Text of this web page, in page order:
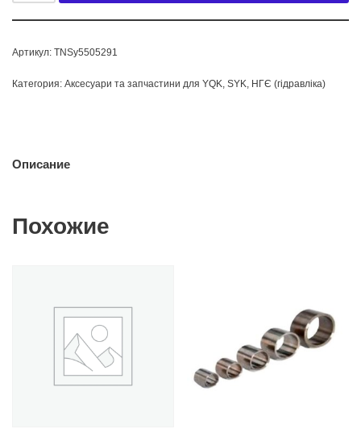
Артикул: TNSy5505291
Категория: Аксесуари та запчастини для YQK, SYK, НГЄ (гідравліка)
Описание
Похожие